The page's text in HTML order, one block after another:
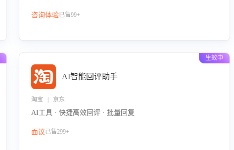
咨询体验已售99+
生效中
AI智能回评助手
淘宝 | 京东
AI工具 · 快捷高效回评 · 批量回复
面议已售299+